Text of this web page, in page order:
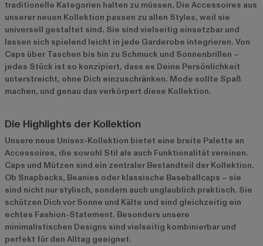
traditionelle Kategorien halten zu müssen. Die Accessoires aus
unserer neuen Kollektion passen zu allen Styles, weil sie
universell gestaltet sind. Sie sind vielseitig einsetzbar und
lassen sich spielend leicht in jede Garderobe integrieren. Von
Caps über Taschen bis hin zu Schmuck und Sonnenbrillen –
jedes Stück ist so konzipiert, dass es Deine Persönlichkeit
unterstreicht, ohne Dich einzuschränken. Mode sollte Spaß
machen, und genau das verkörpert diese Kollektion.
Die Highlights der Kollektion
Unsere neue Unisex-Kollektion bietet eine breite Palette an
Accessoires, die sowohl Stil als auch Funktionalität vereinen.
Caps und Mützen sind ein zentraler Bestandteil der Kollektion.
Ob Snapbacks, Beanies oder klassische Baseballcaps – sie
sind nicht nur stylisch, sondern auch unglaublich praktisch. Sie
schützen Dich vor Sonne und Kälte und sind gleichzeitig ein
echtes Fashion-Statement. Besonders unsere
minimalistischen Designs sind vielseitig kombinierbar und
perfekt für den Alltag geeignet.